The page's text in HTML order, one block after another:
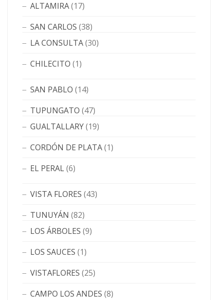
ALTAMIRA(17)
SAN CARLOS (38)
LA CONSULTA(30)
CHILECITO (1)
SAN PABLO (14)
TUPUNGATO (47)
GUALTALLARY(19)
CORDÓN DE PLATA(1)
EL PERAL(6)
VISTA FLORES (43)
TUNUYÁN (82)
LOS ÁRBOLES (9)
LOS SAUCES (1)
VISTAFLORES (25)
CAMPO LOS ANDES (8)